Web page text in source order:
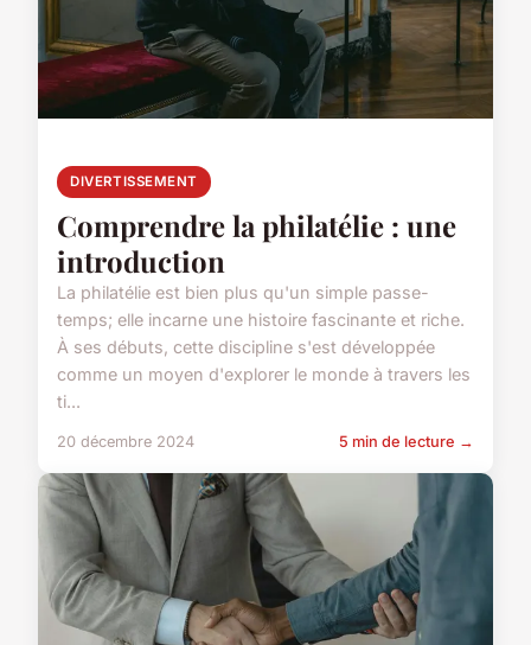
DIVERTISSEMENT
Comprendre la philatélie : une
introduction
La philatélie est bien plus qu'un simple passe-
temps; elle incarne une histoire fascinante et riche.
À ses débuts, cette discipline s'est développée
comme un moyen d'explorer le monde à travers les
ti...
20 décembre 2024 5 min de lecture →